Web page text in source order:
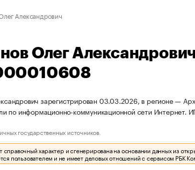
Александрович
Олег
зарегистрирован 03.03.2026, в регионе —
по информационно-коммуникационной сети
государственных источников.
характер и сгенерирована на основании данных из
пользователем и не имеет деловых отношений с сервисом РБК